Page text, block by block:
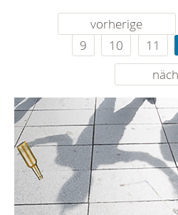
vorherige
9
10 11